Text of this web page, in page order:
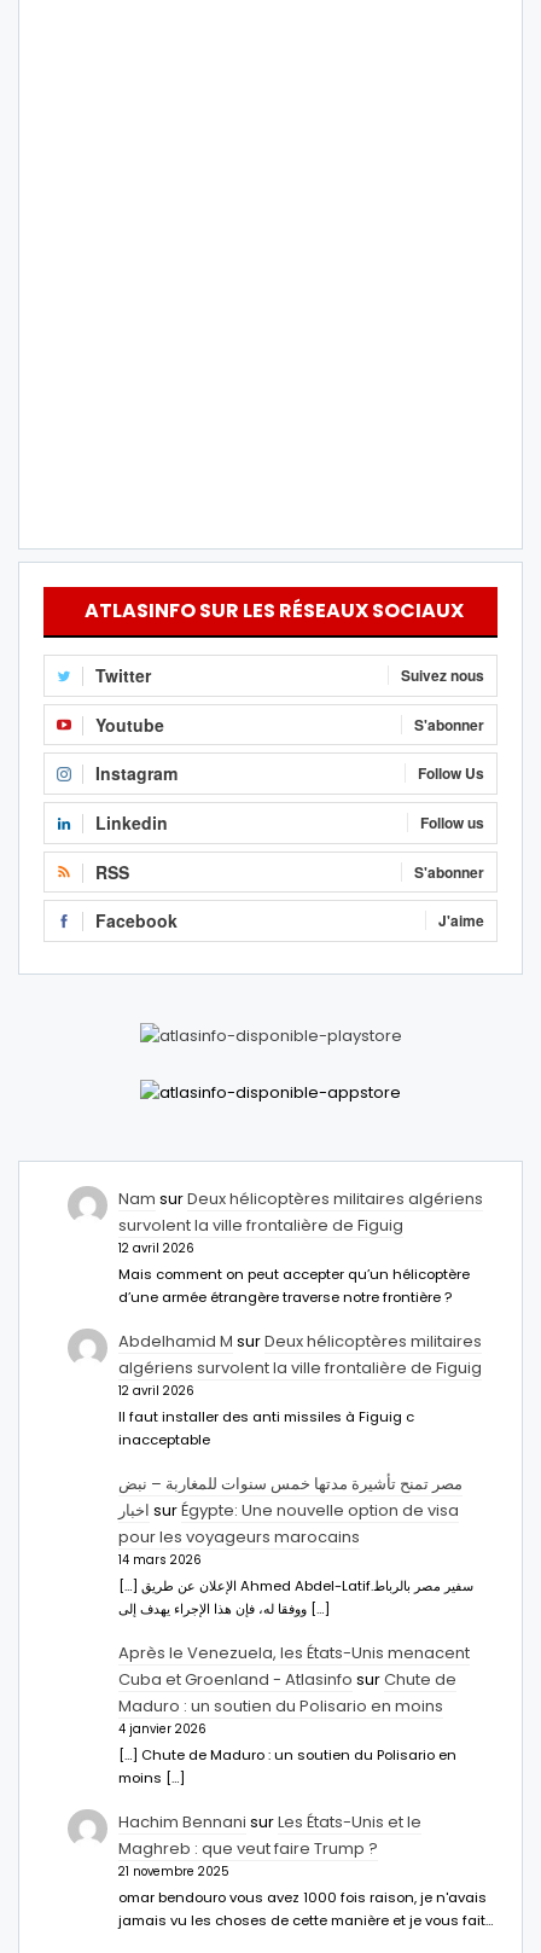
ATLASINFO SUR LES RÉSEAUX SOCIAUX
Twitter Suivez nous
Youtube S'abonner
Instagram Follow Us
Linkedin Follow us
RSS S'abonner
Facebook J'aime
Nam surDeux hélicoptères militaires algériens
survolent la ville frontalière de Figuig
12 avril 2026
Mais comment on peut accepter qu’un hélicoptère
d’une armée étrangère traverse notre frontière ?
Abdelhamid M surDeux hélicoptères militaires
algériens survolent la ville frontalière de Figuig
12 avril 2026
Il faut installer des anti missiles à Figuig c
inacceptable
مصر تمنح تأشيرة مدتها خمس سنوات للمغاربة – نبض
اخبار surÉgypte: Une nouvelle option de visa
pour les voyageurs marocains
14 mars 2026
[…] الإعلان عن طريق Ahmed Abdel-Latifسفير مصر بالرباط.
ووفقا له، فإن هذا الإجراء يهدف إلى […]
Après le Venezuela, les États-Unis menacent
Cuba et Groenland - Atlasinfo surChute de
Maduro : un soutien du Polisario en moins
4 janvier 2026
[…] Chute de Maduro : un soutien du Polisario en
moins […]
Hachim Bennani surLes États-Unis et le
Maghreb : que veut faire Trump ?
21 novembre 2025
omar bendouro vous avez 1000 fois raison, je n'avais
jamais vu les choses de cette manière et je vous fait…